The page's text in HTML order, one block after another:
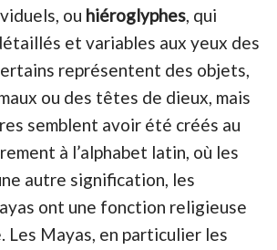
ou hiéroglyphes, qui
et variables aux yeux des
représentent des objets,
ou des têtes de dieux, mais
semblent avoir été créés au
à l’alphabet latin, où les
autre signification, les
ont une fonction religieuse
Les Mayas, en particulier les